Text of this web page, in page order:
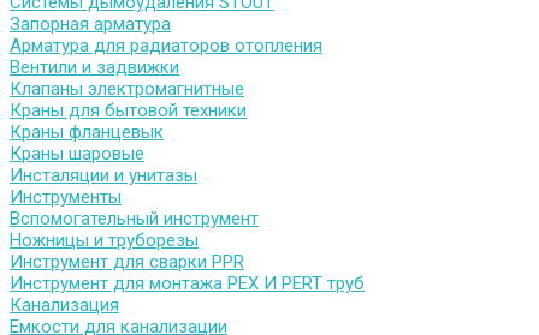
Запорная арматура
Арматура для радиаторов отопления
Вентили и задвижки
Клапаны электромагнитные
Краны для бытовой техники
Краны фланцевык
Краны шаровые
Инсталяции и унитазы
Инструменты
Вспомогательный инструмент
Ножницы и труборезы
Инструмент для сварки PPR
Инструмент для монтажа PEX И PERT труб
Канализация
Емкости для канализации